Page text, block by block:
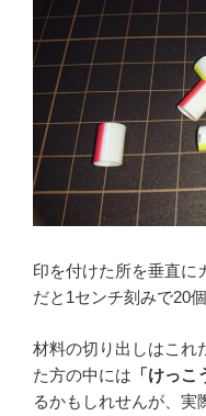
印を付けた所を垂直に
だと1センチ刻みで20
材料の切り出しはこれ
た方の中には 「けっ
るかもしれせんが、実